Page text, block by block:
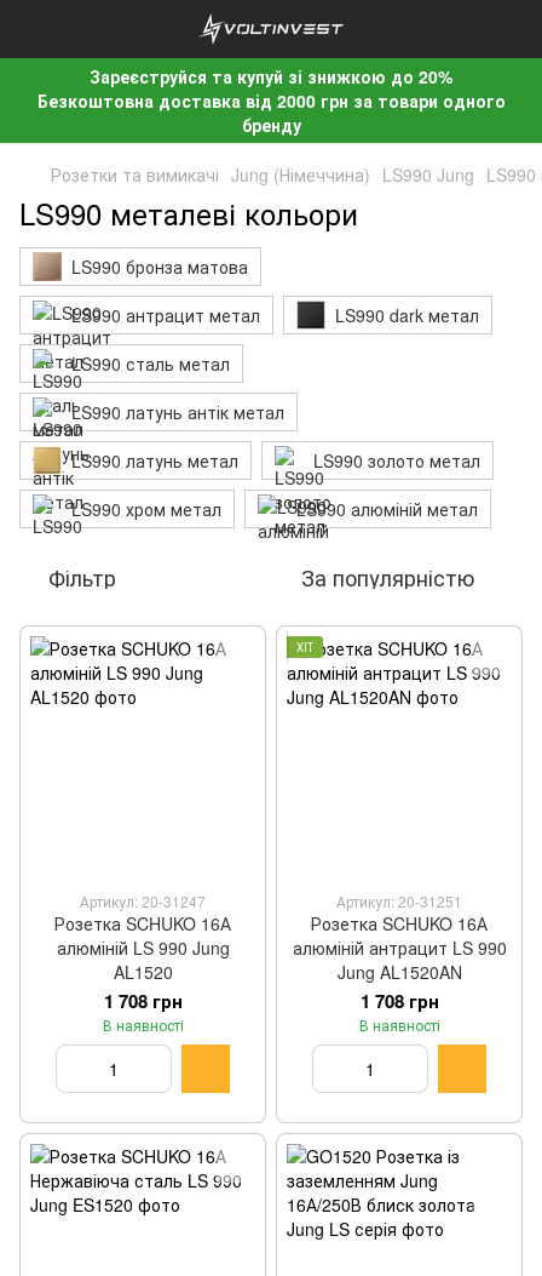
Зареєструйся та купуй зі знижкою до 20%
Безкоштовна доставка від 2000 грн за товари одного
бренду
Розетки та вимикачі Jung (Німеччина) LS990 Jung LS990
LS990 металеві кольори
LS990 бронза матова
LS990 антрацит метал
LS990 dark метал
LS990 сталь метал
LS990 латунь антік метал
LS990 латунь метал
LS990 золото метал
LS990 хром метал
LS990 алюміній метал
Фільтр За популярністю
Артикул: 20-31247
Розетка SCHUKO 16А
алюміній LS 990 Jung
AL1520
1 708 грн
В наявності
ХІТ
Артикул: 20-31251
Розетка SCHUKO 16А
алюміній антрацит LS 990
Jung AL1520AN
1 708 грн
В наявності